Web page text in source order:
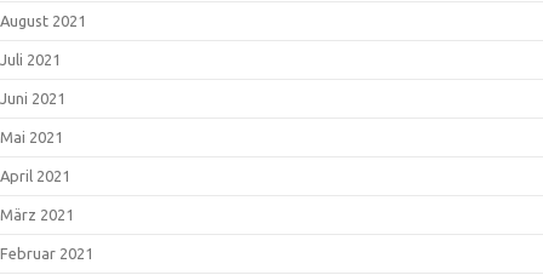
August 2021
Juli 2021
Juni 2021
Mai 2021
April 2021
März 2021
Februar 2021